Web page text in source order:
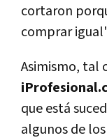
cortaron
comprar
Asimismo, tal
que está
algunos de